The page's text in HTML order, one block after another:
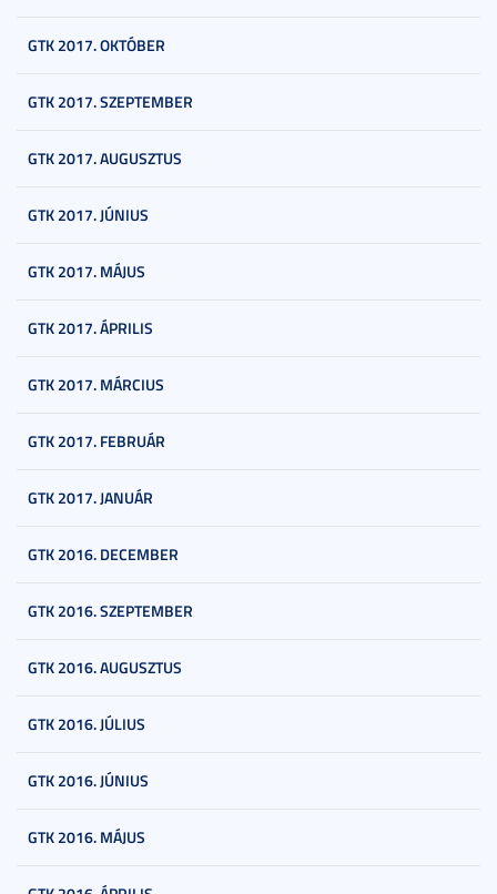
GTK 2017. OKTÓBER
GTK 2017. SZEPTEMBER
GTK 2017. AUGUSZTUS
GTK 2017. JÚNIUS
GTK 2017. MÁJUS
GTK 2017. ÁPRILIS
GTK 2017. MÁRCIUS
GTK 2017. FEBRUÁR
GTK 2017. JANUÁR
GTK 2016. DECEMBER
GTK 2016. SZEPTEMBER
GTK 2016. AUGUSZTUS
GTK 2016. JÚLIUS
GTK 2016. JÚNIUS
GTK 2016. MÁJUS